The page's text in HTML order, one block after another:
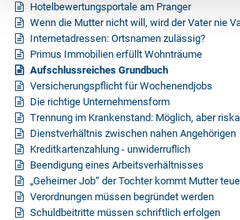
Hotelbewertungsportale am Pranger
Wenn die Mutter nicht will, wird der Vater nie
Internetadressen: Ortsnamen zulässig?
Primus Immobilien erfüllt Wohnträume
Aufschlussreiches Grundbuch
Versicherungspflicht für Wochenendjobs
Die richtige Unternehmensform
Trennung im Krankenstand: Möglich, aber
Dienstverhältnis zwischen nahen Angehörigen
Kreditkartenzahlung - unwiderruflich
Beendigung eines Arbeitsverhältnisses
„Geheimer Job“ der Tochter kommt Mutter
Verordnungen müssen begründet werden
Schuldbeitritte müssen schriftlich erfolgen